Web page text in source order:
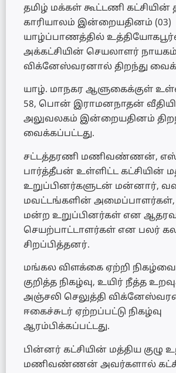
தமிழ் மக்கள் கூட்டணி
காரியாலம் இன்றையதினம் (03)
யாழ்ப்பாணத்தில்
அக்கட்சியின் செயலாளர் நாயகம்
விக்னேஸ்வரனால் திறந்து
யாழ். மாநகர ஆளுகைக்குள்
58, பொன் இராமனநாதன்
அலுவலகம் இன்றையதினம்
வைக்கப்பட்டது.
சட்டத்தரணி மணிவண்ணன்,
பார்த்தீபன் உள்ளிட்ட கட்சியின்
உறுப்பினர்களுடன் மன்னார்,
மவட்டங்களின் அமைப்பாளர்கள்,
மன்ற உறுப்பினர்கள் என
செயற்பாட்டாளர்கள் என பலர்
சிறப்பித்தனர்.
மங்கல விளக்கை ஏற்றி
குறித்த நிகழ்வு, உயிர் நீத்த
அஞ்சலி செலுத்தி
ஈகைச்சுடர் ஏற்றப்பட்டு நிகழ்வு
ஆரம்பிக்கப்பட்டது.
பின்னர் கட்சியின் மத்திய குழு
மணிவண்ணன் அவர்களால்